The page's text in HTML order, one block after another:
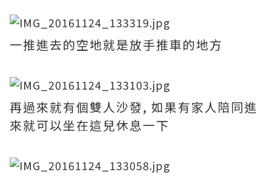
一推進去的空地就是放手推車的地方
再過來就有個雙人沙發, 如果有家人陪同進
來就可以坐在這兒休息一下